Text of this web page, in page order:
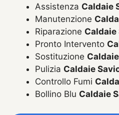
Assistenza Caldaie
Manutenzione
Riparazione Caldaie
Pronto Intervento
Sostituzione
Pulizia Caldaie
Controllo Fumi
Bollino Blu Caldaie